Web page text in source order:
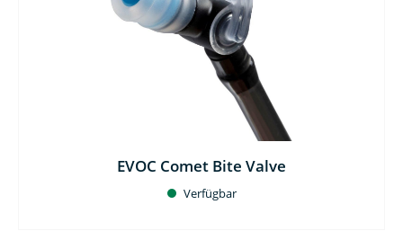
EVOC Comet Bite Valve
Verfügbar